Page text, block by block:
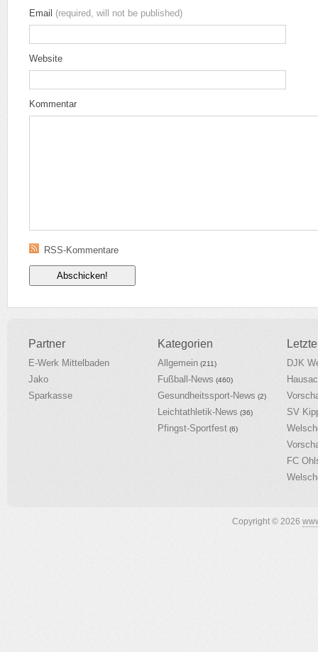
Email (required, will not be published)
Website
Kommentar
RSS-Kommentare
Partner
E-Werk Mittelbaden
Jako
Sparkasse
Kategorien
Allgemein (211)
Fußball-News (460)
Gesundheitssport-News (2)
Leichtathletik-News (36)
Pfingst-Sportfest (6)
DJK
SV
FC
Copyright © 2026